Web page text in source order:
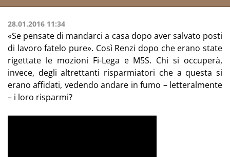
28.01.2016 11:34
«Se pensate di mandarci a casa dopo aver salvato posti
di lavoro fatelo pure». Così Renzi dopo che erano state
rigettate le mozioni Fi-Lega e M5S. Chi si occuperà,
invece, degli altrettanti risparmiatori che a questa si
erano affidati, vedendo andare in fumo – letteralmente
– i loro risparmi?